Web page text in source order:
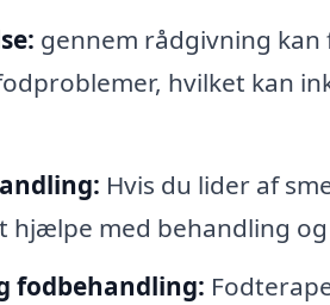
gennem rådgivning
hvilket kan
Hvis du lider af
hjælpe med behandling
fodbehandling: